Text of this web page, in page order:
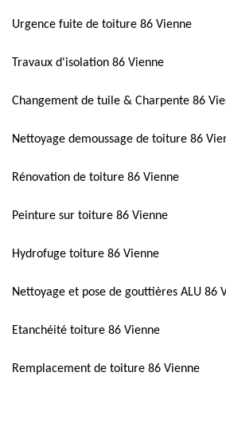
Urgence fuite de toiture 86 Vienne
Travaux d'isolation 86 Vienne
Changement de tuile & Charpente 86
Nettoyage demoussage de toiture 86
Rénovation de toiture 86 Vienne
Peinture sur toiture 86 Vienne
Hydrofuge toiture 86 Vienne
Nettoyage et pose de gouttières ALU 86
Etanchéité toiture 86 Vienne
Remplacement de toiture 86 Vienne